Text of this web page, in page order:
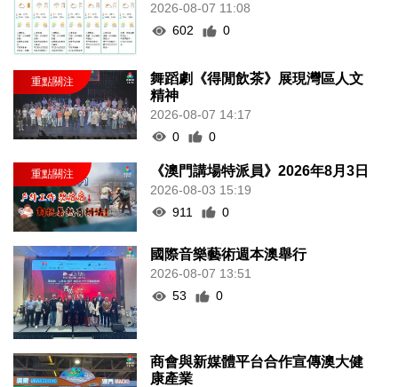
2026-08-07 11:08
602
0
舞蹈劇《得閒飲茶》展現灣區人文
精神
2026-08-07 14:17
0
0
《澳門講場特派員》2026年8月3日
2026-08-03 15:19
911
0
國際音樂藝術週本澳舉行
2026-08-07 13:51
53
0
商會與新媒體平台合作宣傳澳大健
康產業